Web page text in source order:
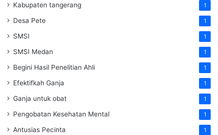
Kabupaten tangerang 1
Desa Pete 1
SMSI 1
SMSI Medan 1
Begini Hasil Penelitian Ahli 1
Efektifkah Ganja 1
Ganja untuk obat 1
Pengobatan Kesehatan Mental 1
Antusias Pecinta 1